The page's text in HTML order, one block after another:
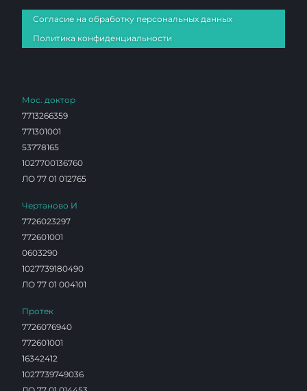
Согласие на обработку персональных данных
Политика конфиденциальности
Мос. доктор
7713266359
771301001
53778165
1027700136760
ЛО 77 01 012765
Чертаново И
7726023297
772601001
0603290
1027739180490
ЛО 77 01 004101
Протек
7726076940
772601001
16342412
1027739749036